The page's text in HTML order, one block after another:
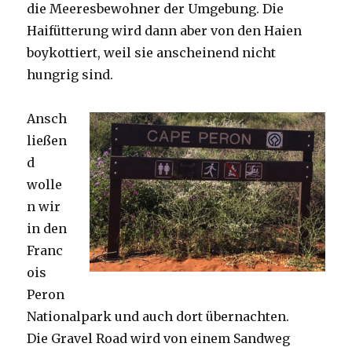
die Meeresbewohner der Umgebung. Die
Haifütterung wird dann aber von den Haien
boykottiert, weil sie anscheinend nicht
hungrig sind.
Ansch
ließen
d
wolle
n wir
in den
Franc
ois
Peron
Nationalpark und auch dort übernachten.
Die Gravel Road wird von einem Sandweg